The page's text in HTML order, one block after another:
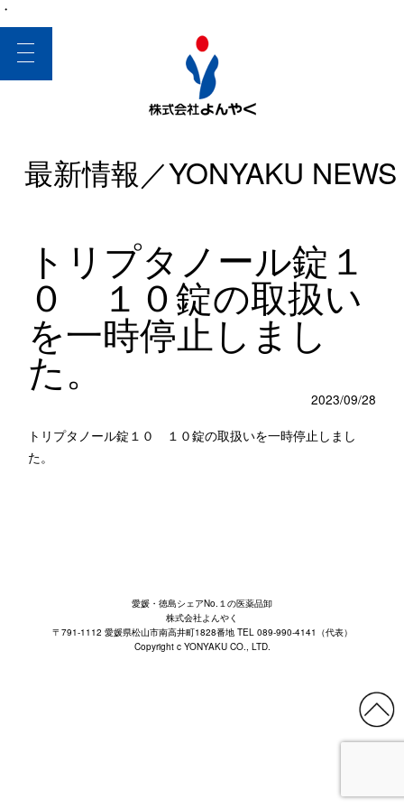
・
toggle
navigation
最新情報／YONYAKU NEWS
トリプタノール錠１
０ １０錠の取扱い
を一時停止しまし
た。
2023/09/28
トリプタノール錠１０ １０錠の取扱いを一時停止しまし
た。
愛媛・徳島シェアNo.１の医薬品卸
株式会社よんやく
〒791-1112 愛媛県松山市南高井町1828番地 TEL 089-990-4141（代表）
Copyright c YONYAKU CO., LTD.